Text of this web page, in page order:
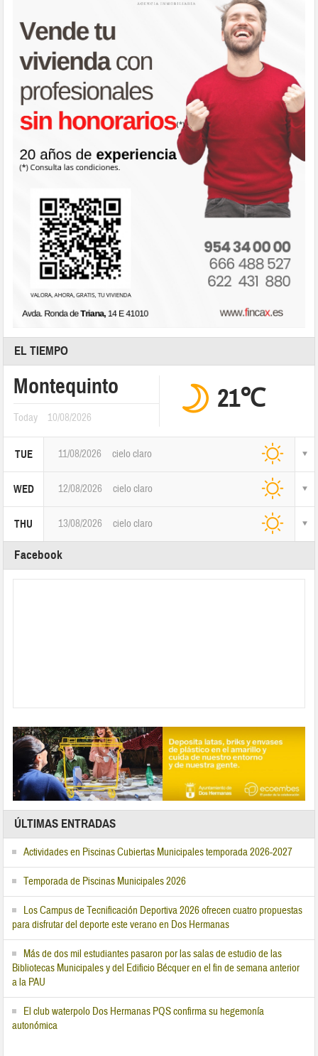
EL TIEMPO
Montequinto
Today 10/08/2026
21℃
TUE 11/08/2026 cielo claro
WED 12/08/2026 cielo claro
THU 13/08/2026 cielo claro
Facebook
ÚLTIMAS ENTRADAS
Actividades en Piscinas Cubiertas Municipales temporada 2026-2027
Temporada de Piscinas Municipales 2026
Los Campus de Tecnificación Deportiva 2026 ofrecen cuatro propuestas
para disfrutar del deporte este verano en Dos Hermanas
Más de dos mil estudiantes pasaron por las salas de estudio de las
Bibliotecas Municipales y del Edificio Bécquer en el fin de semana anterior
a la PAU
El club waterpolo Dos Hermanas PQS confirma su hegemonía
autonómica